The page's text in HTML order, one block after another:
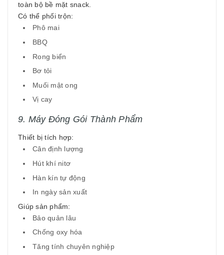
toàn bộ bề mặt snack.
Có thể phối trộn:
Phô mai
BBQ
Rong biển
Bơ tỏi
Muối mật ong
Vị cay
9. Máy Đóng Gói Thành Phẩm
Thiết bị tích hợp:
Cân định lượng
Hút khí nitơ
Hàn kín tự động
In ngày sản xuất
Giúp sản phẩm:
Bảo quản lâu
Chống oxy hóa
Tăng tính chuyên nghiệp